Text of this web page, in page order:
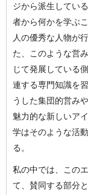
ジから派生してい
者から何かを学ぶ
人の優秀な人物が
た、このような営
じて発展している
連する専門知識を
うした集団的営み
魅力的な新しいア
学はそのような活
る。
私の中では、この
て、賛同する部分